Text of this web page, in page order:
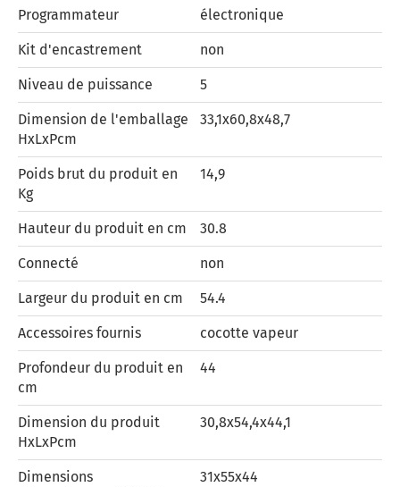
Programmateur électronique
Kit d'encastrement non
Niveau de puissance 5
Dimension de l'emballage
HxLxPcm
33,1x60,8x48,7
Poids brut du produit en
Kg
14,9
Hauteur du produit en cm 30.8
Connecté non
Largeur du produit en cm 54.4
Accessoires fournis cocotte vapeur
Profondeur du produit en
cm
44
Dimension du produit
HxLxPcm
30,8x54,4x44,1
Dimensions
31x55x44